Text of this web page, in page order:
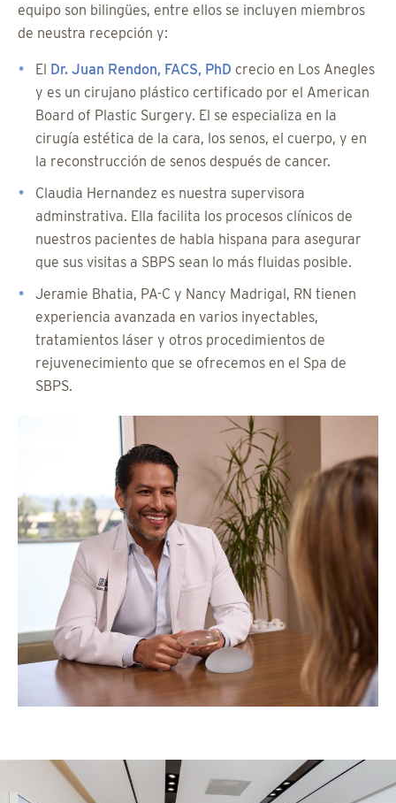
equipo son bilingües, entre ellos se incluyen miembros
de neustra recepción y:
El Dr. Juan Rendon, FACS, PhD crecio en Los Anegles
y es un cirujano plástico certificado por el American
Board of Plastic Surgery. El se especializa en la
cirugía estética de la cara, los senos, el cuerpo, y en
la reconstrucción de senos después de cancer.
Claudia Hernandez es nuestra supervisora
adminstrativa. Ella facilita los procesos clínicos de
nuestros pacientes de habla hispana para asegurar
que sus visitas a SBPS sean lo más fluidas posible.
Jeramie Bhatia, PA-C y Nancy Madrigal, RN tienen
experiencia avanzada en varios inyectables,
tratamientos láser y otros procedimientos de
rejuvenecimiento que se ofrecemos en el Spa de
SBPS.